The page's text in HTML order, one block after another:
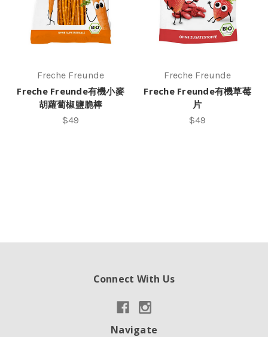
Freche Freunde
Freche Freunde有機小麥
胡蘿蔔椒鹽脆棒
$49
Freche Freunde
Freche Freunde有機草莓
片
$49
Connect With Us
Navigate